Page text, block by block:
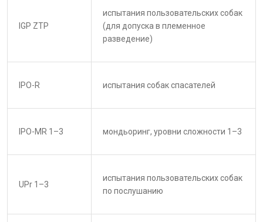
IGP ZTP
испытания пользовательских собак
(для допуска в племенное
разведение)
IPO-R испытания собак спасателей
IPO-MR 1–3 мондьоринг, уровни сложности 1–3
UPr 1–3
испытания пользовательских собак
по послушанию